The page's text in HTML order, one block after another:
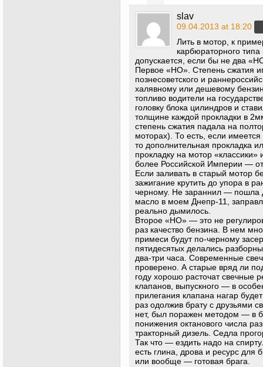
slav
09.04.2013 at 18:20
Лить в мотор, к
карбюраторного типа
допускается, если бы не два
Первое «НО». Степень сжатия
познесоветского и
халявному или дешевому
топливо водители на
головку блока цилиндров и
толщине каждой прокладки в
степень сжатия падала на
моторах). То есть, если
то дополнительная прокладка
прокладку на мотор
более Российской Империи —
Если заливать в старый мотор
зажигание крутить до упора в
черному. Не зараннил — пошла
масло в моем Днепр-11,
реально дымилось.
Второе «НО» — это не
раз качество бензина. В нем
примеси будут по-черному
пятидесятых делались
два-три часа. Современные
проверено. А старые вряд ли
году хорошо расточат свечные
клапанов, выпускного — в
прилегания клапана нагар
раз одолжив брату с друзьями
нет, был поражен методом — в
понижения октанового числа
тракторный дизель. Седла
Так что — ездить надо на
есть глина, дрова и ресурс для
или вообще — готовая брага.